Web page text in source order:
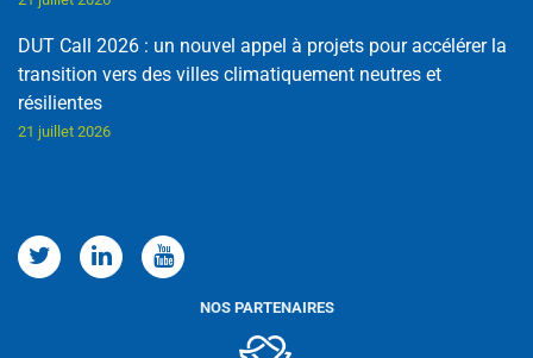
DUT Call 2026 : un nouvel appel à projets pour accélérer la
transition vers des villes climatiquement neutres et
résilientes
21 juillet 2026